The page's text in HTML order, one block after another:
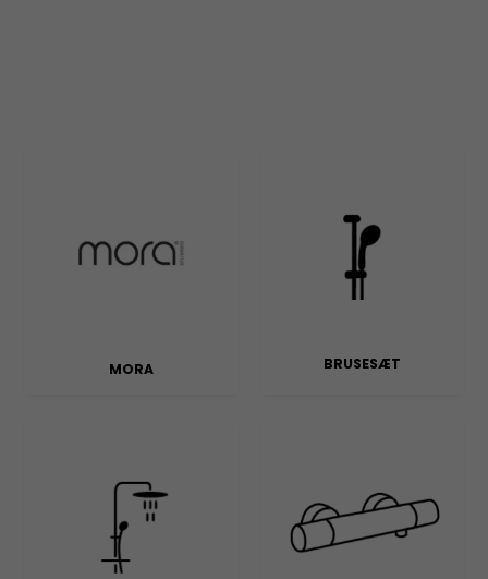
MORA BRUSESÆT